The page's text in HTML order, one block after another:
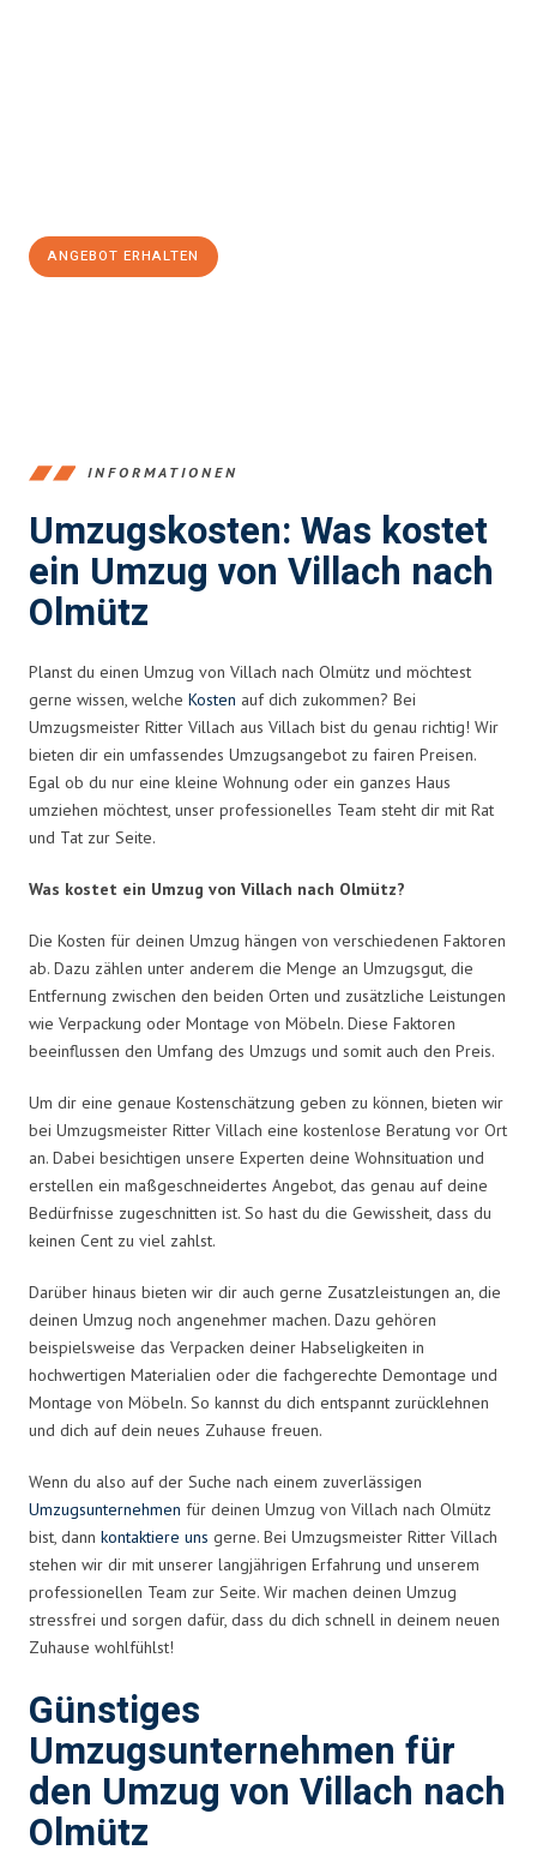
ANGEBOT ERHALTEN
INFORMATIONEN
Umzugskosten: Was kostet
ein Umzug von Villach nach
Olmütz
Planst du einen Umzug von Villach nach Olmütz und möchtest
gerne wissen, welche Kosten auf dich zukommen? Bei
Umzugsmeister Ritter Villach aus Villach bist du genau richtig! Wir
bieten dir ein umfassendes Umzugsangebot zu fairen Preisen.
Egal ob du nur eine kleine Wohnung oder ein ganzes Haus
umziehen möchtest, unser professionelles Team steht dir mit Rat
und Tat zur Seite.
Was kostet ein Umzug von Villach nach Olmütz?
Die Kosten für deinen Umzug hängen von verschiedenen Faktoren
ab. Dazu zählen unter anderem die Menge an Umzugsgut, die
Entfernung zwischen den beiden Orten und zusätzliche Leistungen
wie Verpackung oder Montage von Möbeln. Diese Faktoren
beeinflussen den Umfang des Umzugs und somit auch den Preis.
Um dir eine genaue Kostenschätzung geben zu können, bieten wir
bei Umzugsmeister Ritter Villach eine kostenlose Beratung vor Ort
an. Dabei besichtigen unsere Experten deine Wohnsituation und
erstellen ein maßgeschneidertes Angebot, das genau auf deine
Bedürfnisse zugeschnitten ist. So hast du die Gewissheit, dass du
keinen Cent zu viel zahlst.
Darüber hinaus bieten wir dir auch gerne Zusatzleistungen an, die
deinen Umzug noch angenehmer machen. Dazu gehören
beispielsweise das Verpacken deiner Habseligkeiten in
hochwertigen Materialien oder die fachgerechte Demontage und
Montage von Möbeln. So kannst du dich entspannt zurücklehnen
und dich auf dein neues Zuhause freuen.
Wenn du also auf der Suche nach einem zuverlässigen
Umzugsunternehmen für deinen Umzug von Villach nach Olmütz
bist, dann kontaktiere uns gerne. Bei Umzugsmeister Ritter Villach
stehen wir dir mit unserer langjährigen Erfahrung und unserem
professionellen Team zur Seite. Wir machen deinen Umzug
stressfrei und sorgen dafür, dass du dich schnell in deinem neuen
Zuhause wohlfühlst!
Günstiges
Umzugsunternehmen für
den Umzug von Villach nach
Olmütz